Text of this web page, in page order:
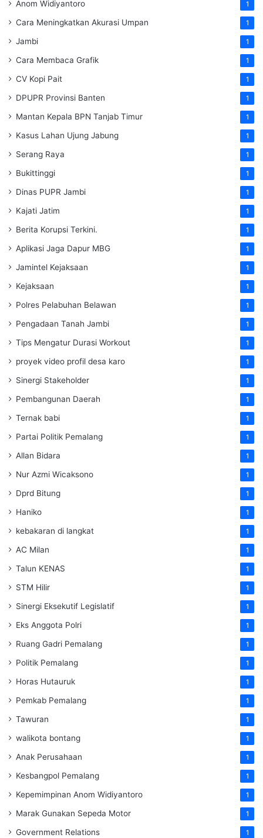
Anom Widiyantoro 1
Cara Meningkatkan Akurasi Umpan 1
Jambi 1
Cara Membaca Grafik 1
CV Kopi Pait 1
DPUPR Provinsi Banten 1
Mantan Kepala BPN Tanjab Timur 1
Kasus Lahan Ujung Jabung 1
Serang Raya 1
Bukittinggi 1
Dinas PUPR Jambi 1
Kajati Jatim 1
Berita Korupsi Terkini. 1
Aplikasi Jaga Dapur MBG 1
Jamintel Kejaksaan 1
Kejaksaan 1
Polres Pelabuhan Belawan 1
Pengadaan Tanah Jambi 1
Tips Mengatur Durasi Workout 1
proyek video profil desa karo 1
Sinergi Stakeholder 1
Pembangunan Daerah 1
Ternak babi 1
Partai Politik Pemalang 1
Allan Bidara 1
Nur Azmi Wicaksono 1
Dprd Bitung 1
Haniko 1
kebakaran di langkat 1
AC Milan 1
Talun KENAS 1
STM Hilir 1
Sinergi Eksekutif Legislatif 1
Eks Anggota Polri 1
Ruang Gadri Pemalang 1
Politik Pemalang 1
Horas Hutauruk 1
Pemkab Pemalang 1
Tawuran 1
walikota bontang 1
Anak Perusahaan 1
Kesbangpol Pemalang 1
Kepemimpinan Anom Widiyantoro 1
Marak Gunakan Sepeda Motor 1
Government Relations 1